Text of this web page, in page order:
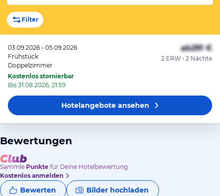
Filter
03.09.2026 - 05.09.2026
Frühstück
Doppelzimmer
Kostenlos stornierbar
Bis 31.08.2026, 21:59
ab291 €
2 ERW • 2 Nächte
Hotelangeboteansehen
Bewertungen
Sammle Punkte für Deine Hotelbewertung.
Kostenlos anmelden
Bewerten Bilder hochladen